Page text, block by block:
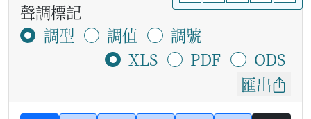
聲調標記
調型
調值
調號
XLS
PDF
ODS
匯出